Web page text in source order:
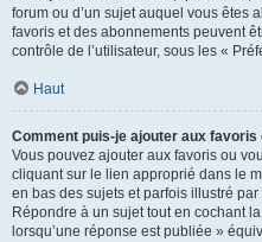
forum ou d’un sujet auquel vous êtes
favoris et des abonnements peuvent
contrôle de l’utilisateur, sous les «
Haut
Comment puis-je ajouter aux favoris
Vous pouvez ajouter aux favoris ou
cliquant sur le lien approprié dans le
en bas des sujets et parfois illustré
Répondre à un sujet tout en cochant
lorsqu’une réponse est publiée »